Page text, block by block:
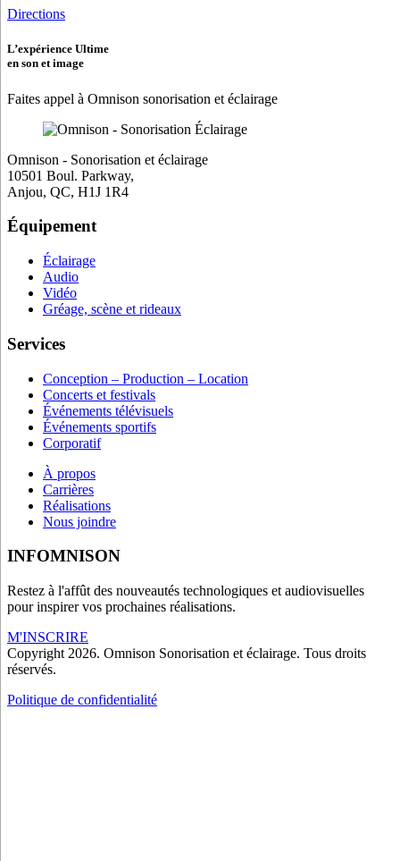
Directions
L’expérience Ultime
en son et image
Faites appel à Omnison sonorisation et éclairage
Omnison - Sonorisation et éclairage
10501 Boul. Parkway,
Anjou, QC, H1J 1R4
Équipement
Éclairage
Audio
Vidéo
Gréage, scène et rideaux
Services
Conception – Production – Location
Concerts et festivals
Événements télévisuels
Événements sportifs
Corporatif
À propos
Carrières
Réalisations
Nous joindre
INFOMNISON
Restez à l'affût des nouveautés technologiques et audiovisuelles
pour inspirer vos prochaines réalisations.
M'INSCRIRE
Copyright 2026. Omnison Sonorisation et éclairage. Tous droits
réservés.
Politique de confidentialité